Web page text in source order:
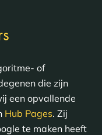
of
die zijn
een opvallende
Hub Pages. Zij
te maken heeft